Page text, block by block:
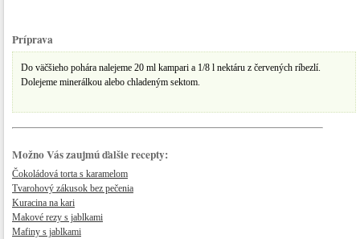
Príprava
Do väčšieho pohára nalejeme 20 ml kampari a 1/8 l nektáru z červených ríbezlí.
Dolejeme minerálkou alebo chladeným sektom.
Možno Vás zaujmú ďalšie recepty:
Čokoládová torta s karamelom
Tvarohový zákusok bez pečenia
Kuracina na kari
Makové rezy s jablkami
Mafiny s jablkami